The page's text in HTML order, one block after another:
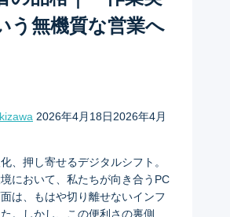
う無機質な営業へ
2026年4月18日2026年4月
、押し寄せるデジタルシフト。
において、私たちが向き合うPC
は、もはや切り離せないインフ
。しかし、この便利さの裏側